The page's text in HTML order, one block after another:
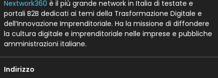
Nextwork360 è il più grande network in Italia di testate e
portali B2B dedicati ai temi della Trasformazione Digitale e
dell’Innovazione Imprenditoriale. Ha la missione di diffondere
la cultura digitale e imprenditoriale nelle imprese e pubbliche
amministrazioni italiane.
Indirizzo